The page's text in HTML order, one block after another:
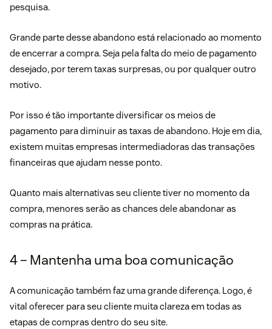
pesquisa.
Grande parte desse abandono está relacionado ao momento
de encerrar a compra. Seja pela falta do meio de pagamento
desejado, por terem taxas surpresas, ou por qualquer outro
motivo.
Por isso é tão importante diversificar os meios de
pagamento para diminuir as taxas de abandono. Hoje em dia,
existem muitas empresas intermediadoras das transações
financeiras que ajudam nesse ponto.
Quanto mais alternativas seu cliente tiver no momento da
compra, menores serão as chances dele abandonar as
compras na prática.
4 – Mantenha uma boa comunicação
A comunicação também faz uma grande diferença. Logo, é
vital oferecer para seu cliente muita clareza em todas as
etapas de compras dentro do seu site.